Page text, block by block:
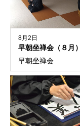
8月2日
早朝坐禅会（８月）
早朝坐禅会